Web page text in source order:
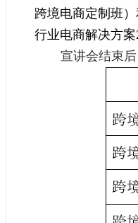
跨境电商定制班
行业电商解决方
宣讲会结束